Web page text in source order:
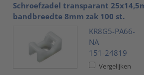
Schroefzadel transparant
bandbreedte 8mm zak 100 st.
KR8G5-PA66-
NA
151-24819
Vergelijken